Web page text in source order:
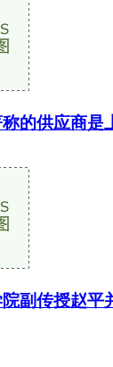
的供应商是
副传授赵平